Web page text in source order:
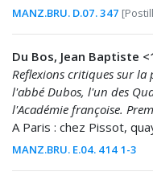
MANZ.BRU. D.07. 347
Du Bos, Jean Baptiste
Reflexions critiques sur la
l'abbé Dubos, l'un des
l'Académie françoise.
A Paris : chez Pissot,
MANZ.BRU. E.04. 414 1-3